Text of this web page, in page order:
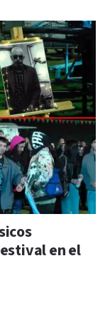
en el